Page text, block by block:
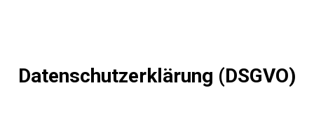
Datenschutzerklärung (DSGVO)